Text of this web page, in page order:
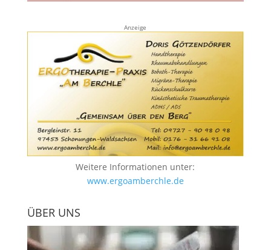
Anzeige
Weitere Informationen unter:
www.ergoamberchle.de
ÜBER UNS